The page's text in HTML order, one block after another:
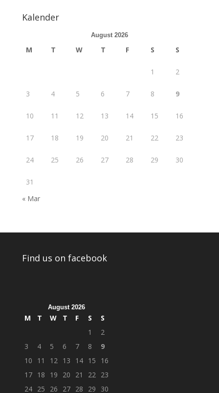
Kalender
August 2026
M T W T F S S
1 2
3 4 5 6 7 8 9
10 11 12 13 14 15 16
17 18 19 20 21 22 23
24 25 26 27 28 29 30
31
« Mar
Find us on facebook
August 2026
M T W T F S
S
1
2
3
4 5 6 7 8
9
10
11 12 13 14 15
16
17 18 19 20 21 22 23
24 25 26 27 28 29 30